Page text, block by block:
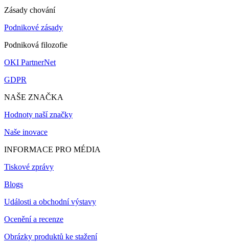
Zásady chování
Podnikové zásady
Podniková filozofie
OKI PartnerNet
GDPR
NAŠE ZNAČKA
Hodnoty naší značky
Naše inovace
INFORMACE PRO MÉDIA
Tiskové zprávy
Blogs
Události a obchodní výstavy
Ocenění a recenze
Obrázky produktů ke stažení